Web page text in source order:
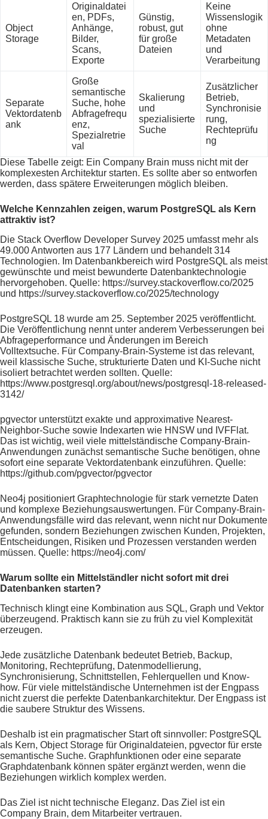
Object
Storage
Originaldatei
en, PDFs,
Anhänge,
Bilder,
Scans,
Exporte
Günstig,
robust, gut
für große
Dateien
Keine
Wissenslogik
ohne
Metadaten
und
Verarbeitung
Separate
Vektordatenb
ank
Große
semantische
Suche, hohe
Abfragefrequ
enz,
Spezialretrie
val
Skalierung
und
spezialisierte
Suche
Zusätzlicher
Betrieb,
Synchronisie
rung,
Rechteprüfu
ng
Diese Tabelle zeigt: Ein Company Brain muss nicht mit der
komplexesten Architektur starten. Es sollte aber so entworfen
werden, dass spätere Erweiterungen möglich bleiben.
Welche Kennzahlen zeigen, warum PostgreSQL als Kern
attraktiv ist?
Die Stack Overflow Developer Survey 2025 umfasst mehr als
49.000 Antworten aus 177 Ländern und behandelt 314
Technologien. Im Datenbankbereich wird PostgreSQL als meist
gewünschte und meist bewunderte Datenbanktechnologie
hervorgehoben. Quelle: https://survey.stackoverflow.co/2025
und https://survey.stackoverflow.co/2025/technology
PostgreSQL 18 wurde am 25. September 2025 veröffentlicht.
Die Veröffentlichung nennt unter anderem Verbesserungen bei
Abfrageperformance und Änderungen im Bereich
Volltextsuche. Für Company-Brain-Systeme ist das relevant,
weil klassische Suche, strukturierte Daten und KI-Suche nicht
isoliert betrachtet werden sollten. Quelle:
https://www.postgresql.org/about/news/postgresql-18-released-
3142/
pgvector unterstützt exakte und approximative Nearest-
Neighbor-Suche sowie Indexarten wie HNSW und IVFFlat.
Das ist wichtig, weil viele mittelständische Company-Brain-
Anwendungen zunächst semantische Suche benötigen, ohne
sofort eine separate Vektordatenbank einzuführen. Quelle:
https://github.com/pgvector/pgvector
Neo4j positioniert Graphtechnologie für stark vernetzte Daten
und komplexe Beziehungsauswertungen. Für Company-Brain-
Anwendungsfälle wird das relevant, wenn nicht nur Dokumente
gefunden, sondern Beziehungen zwischen Kunden, Projekten,
Entscheidungen, Risiken und Prozessen verstanden werden
müssen. Quelle: https://neo4j.com/
Warum sollte ein Mittelständler nicht sofort mit drei
Datenbanken starten?
Technisch klingt eine Kombination aus SQL, Graph und Vektor
überzeugend. Praktisch kann sie zu früh zu viel Komplexität
erzeugen.
Jede zusätzliche Datenbank bedeutet Betrieb, Backup,
Monitoring, Rechteprüfung, Datenmodellierung,
Synchronisierung, Schnittstellen, Fehlerquellen und Know-
how. Für viele mittelständische Unternehmen ist der Engpass
nicht zuerst die perfekte Datenbankarchitektur. Der Engpass ist
die saubere Struktur des Wissens.
Deshalb ist ein pragmatischer Start oft sinnvoller: PostgreSQL
als Kern, Object Storage für Originaldateien, pgvector für erste
semantische Suche. Graphfunktionen oder eine separate
Graphdatenbank können später ergänzt werden, wenn die
Beziehungen wirklich komplex werden.
Das Ziel ist nicht technische Eleganz. Das Ziel ist ein
Company Brain, dem Mitarbeiter vertrauen.